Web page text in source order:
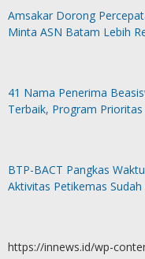
Amsakar Dorong
Minta ASN Batam Lebih
41 Nama Penerima
Terbaik, Program
BTP-BACT Pangkas
Aktivitas Petikemas
https://innews.id/wp-